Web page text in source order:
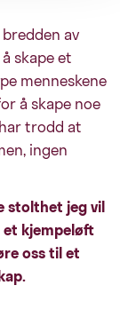
av
skape et
menneskene
å skape noe
trodd at
ingen
stolthet jeg vil
et kjempeløft
oss til et